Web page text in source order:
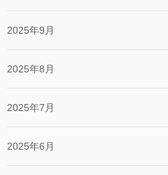
2025年9月
2025年8月
2025年7月
2025年6月